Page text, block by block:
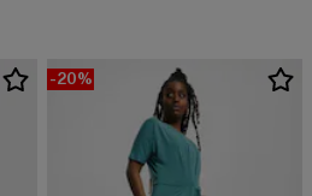
-20%